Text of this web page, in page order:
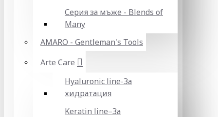
Серия за мъже - Blends of
Many
AMARO - Gentleman's Tools
Arte Care
Hyaluronic line-За
хидратация
Keratin line–За